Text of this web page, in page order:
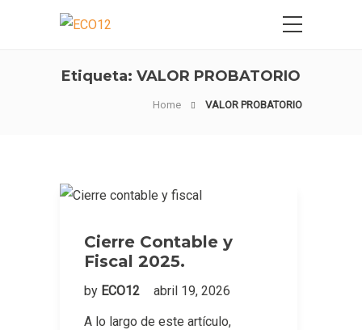
Etiqueta: VALOR PROBATORIO
Home VALOR PROBATORIO
Cierre Contable y
Fiscal 2025.
by ECO12
abril 19, 2026
A lo largo de este artículo,